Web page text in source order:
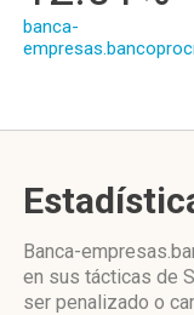
banca-
Banca-
en sus tácticas de
ser penalizado o